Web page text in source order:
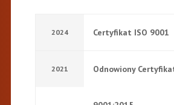
2024 Certyfikat ISO 9001
2021 Odnowiony